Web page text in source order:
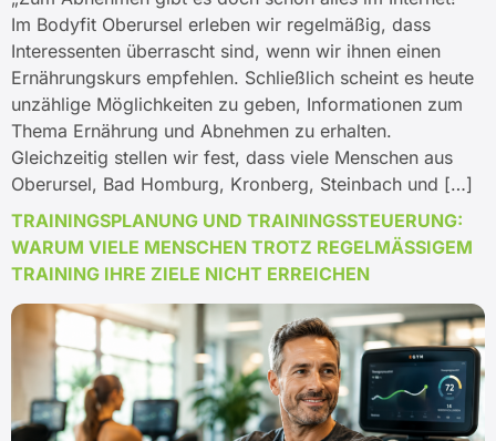
Im Bodyfit Oberursel erleben wir regelmäßig, dass
Interessenten überrascht sind, wenn wir ihnen einen
Ernährungskurs empfehlen. Schließlich scheint es heute
unzählige Möglichkeiten zu geben, Informationen zum
Thema Ernährung und Abnehmen zu erhalten.
Gleichzeitig stellen wir fest, dass viele Menschen aus
Oberursel, Bad Homburg, Kronberg, Steinbach und […]
TRAININGSPLANUNG UND TRAININGSSTEUERUNG:
WARUM VIELE MENSCHEN TROTZ REGELMÄSSIGEM T
RAINING IHRE ZIELE NICHT ERREICHEN